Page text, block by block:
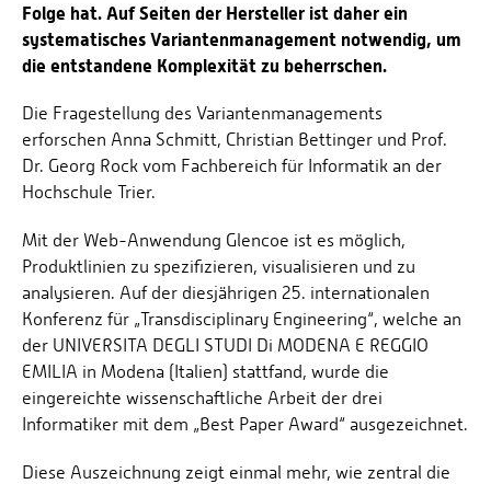
Folge hat. Auf Seiten der Hersteller ist daher ein
systematisches Variantenmanagement notwendig, um
die entstandene Komplexität zu beherrschen.
Die Fragestellung des Variantenmanagements
erforschen Anna Schmitt, Christian Bettinger und Prof.
Dr. Georg Rock vom Fachbereich für Informatik an der
Hochschule Trier.
Mit der Web-Anwendung Glencoe ist es möglich,
Produktlinien zu spezifizieren, visualisieren und zu
analysieren. Auf der diesjährigen 25. internationalen
Konferenz für „Transdisciplinary Engineering“, welche an
der UNIVERSITA DEGLI STUDI Di MODENA E REGGIO
EMILIA in Modena (Italien) stattfand, wurde die
eingereichte wissenschaftliche Arbeit der drei
Informatiker mit dem „Best Paper Award“ ausgezeichnet.
Diese Auszeichnung zeigt einmal mehr, wie zentral die